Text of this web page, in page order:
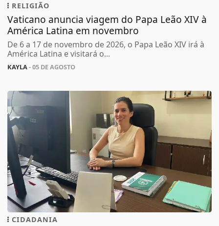
RELIGIÃO
Vaticano anuncia viagem do Papa Leão XIV à
América Latina em novembro
De 6 a 17 de novembro de 2026, o Papa Leão XIV irá à
América Latina e visitará o...
KAYLA- 05 DE AGOSTO
CIDADANIA